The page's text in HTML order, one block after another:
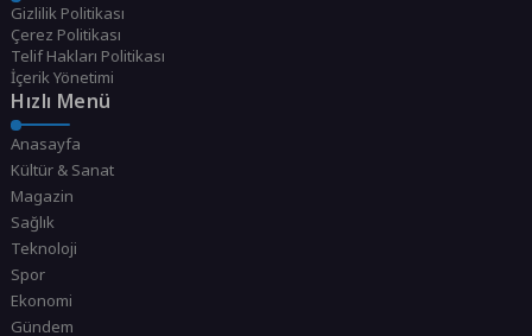
Gizlilik Politikası
Çerez Politikası
Telif Hakları Politikası
İçerik Yönetimi
Hızlı Menü
Anasayfa
Kültür & Sanat
Magazin
Sağlık
Teknoloji
Spor
Ekonomi
Gündem